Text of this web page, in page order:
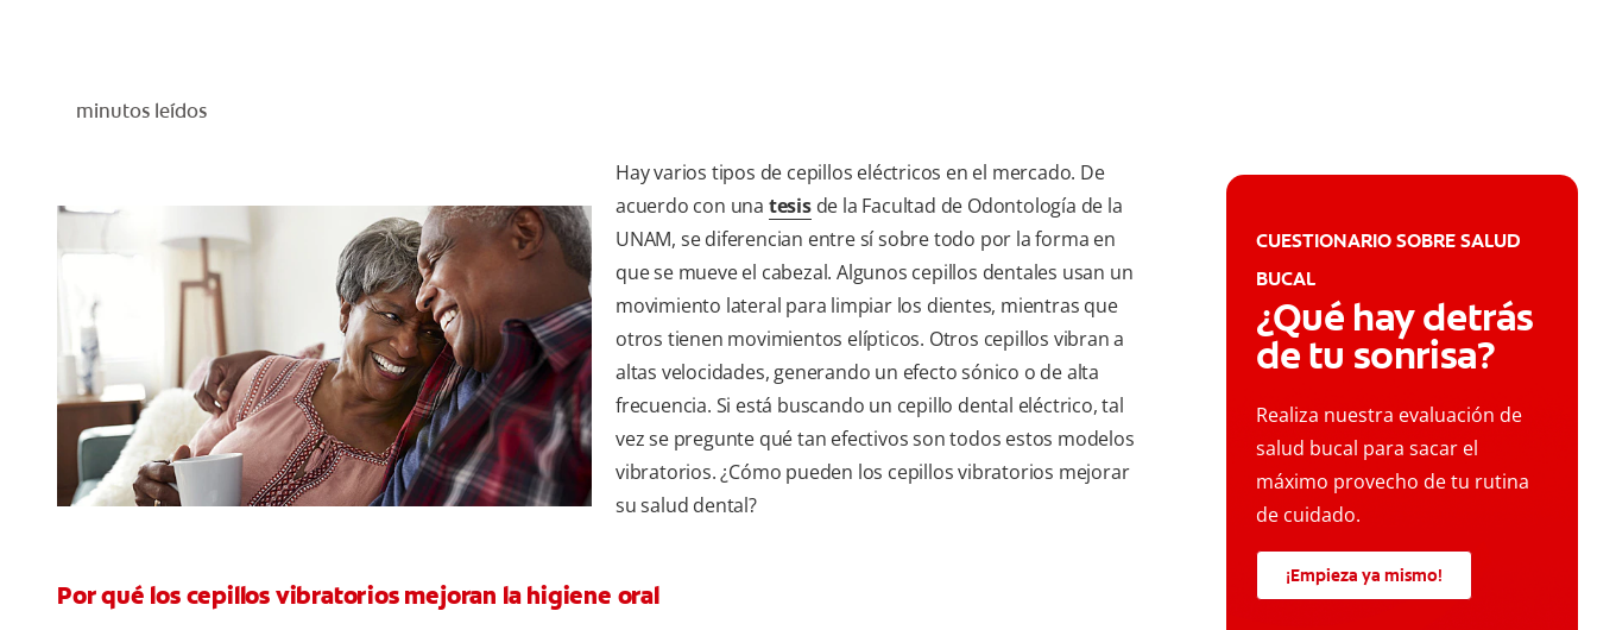
minutos leídos
Hay varios tipos de cepillos eléctricos en el mercado. De
acuerdo con una tesisde la Facultad de Odontología de la
UNAM, se diferencian entre sí sobre todo por la forma en
que se mueve el cabezal. Algunos cepillos dentales usan un
movimiento lateral para limpiar los dientes, mientras que
otros tienen movimientos elípticos. Otros cepillos vibran a
altas velocidades, generando un efecto sónico o de alta
frecuencia. Si está buscando un cepillo dental eléctrico, tal
vez se pregunte qué tan efectivos son todos estos modelos
vibratorios. ¿Cómo pueden los cepillos vibratorios mejorar
su salud dental?
Por qué los cepillos vibratorios mejoran la higiene oral
CUESTIONARIO SOBRE SALUD
BUCAL
¿Qué hay detrás
de tu sonrisa?
Realiza nuestra evaluación de
salud bucal para sacar el
máximo provecho de tu rutina
de cuidado.
¡Empieza ya mismo!